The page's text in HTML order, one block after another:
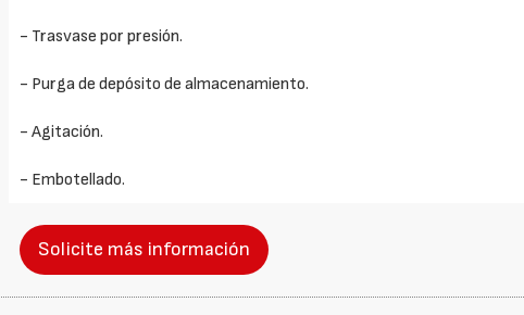
- Trasvase por presión.
- Purga de depósito de almacenamiento.
- Agitación.
- Embotellado.
Solicite más información